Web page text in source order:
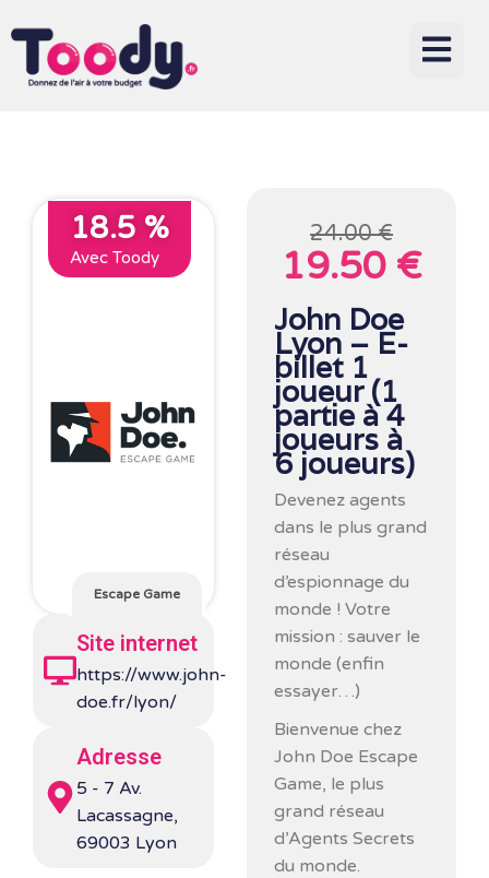
18.5 %
Avec Toody
Escape Game
Site internet
https://www.john-
doe.fr/lyon/
Adresse
5 - 7 Av.
Lacassagne,
69003 Lyon
24.00 €
19.50 €
John Doe
Lyon – E-
billet 1
joueur (1
partie à 4
joueurs à
6 joueurs)
Devenez agents
dans le plus grand
réseau
d’espionnage du
monde ! Votre
mission : sauver le
monde (enfin
essayer…)
Bienvenue chez
John Doe Escape
Game, le plus
grand réseau
d’Agents Secrets
du monde.